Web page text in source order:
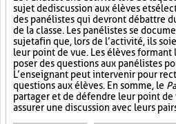
sujet de discussion aux élèves et
des panélistes qui devront débattre
de la classe. Les panélistes se
sujet afin que, lors de l’activité, ils
leur point de vue. Les élèves
poser des questions aux panélistes
L’enseignant peut intervenir pour
questions aux élèves. En somme, le
partager et de défendre leur point de
assurer une discussion avec leurs